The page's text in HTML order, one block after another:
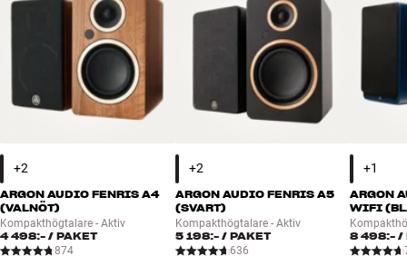
ARGON AUDIO FENRIS A4
(VALNÖT)
Kompakthögtalare - Aktiv
4 498:- / PAKET
874
ARGON AUDIO FENRIS A5
(SVART)
Kompakthögtalare - Aktiv
5 198:-/ PAKET
636
ARGON
WIFI
8 498:- /